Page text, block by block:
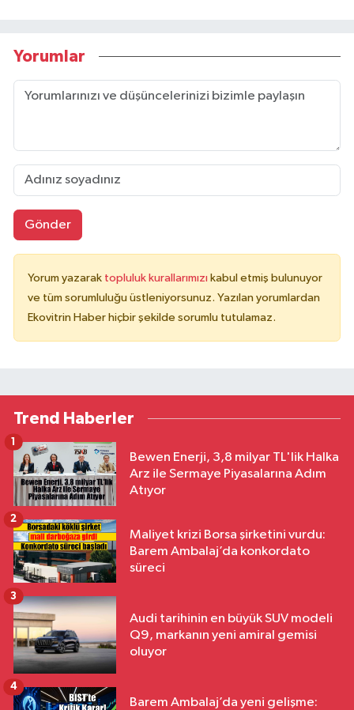
Yorumlar
Gönder
Yorum yazarak topluluk kurallarımızı kabul etmiş bulunuyor
ve tüm sorumluluğu üstleniyorsunuz. Yazılan yorumlardan
Ekovitrin Haber hiçbir şekilde sorumlu tutulamaz.
Trend Haberler
Bewen Enerji, 3,8 milyar TL'lik Halka
Arz ile Sermaye Piyasalarına Adım
Atıyor
1
Maliyet krizi Borsa şirketini vurdu:
Barem Ambalaj’da konkordato
süreci
2
Audi tarihinin en büyük SUV modeli
Q9, markanın yeni amiral gemisi
oluyor
3
Barem Ambalaj’da yeni gelişme:
4